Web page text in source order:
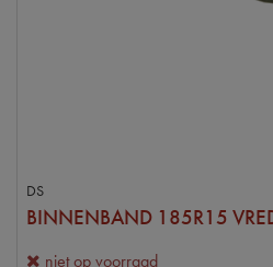
DS
BINNENBAND 185R15
niet op voorraad